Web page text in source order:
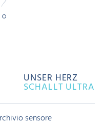
UNSER HERZ
SCHALLT ULTRA
sensore